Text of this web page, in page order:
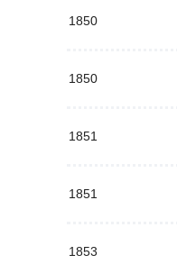
1850
1850
1851
1851
1853